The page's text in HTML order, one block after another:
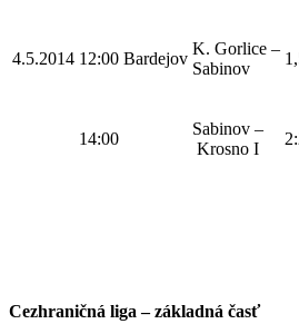
4.5.2014 Bardejov
12:00
K. Gorlice –
Sabinov
14:00
Sabinov –
Krosno I
Cezhraničná liga – základná časť